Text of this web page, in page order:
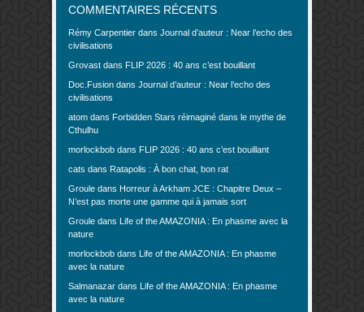
COMMENTAIRES RÉCENTS
Rémy Carpentier dans Journal d’auteur : Near l’echo des
civilisations
Grovast dans FLIP 2026 : 40 ans c’est bouillant
Doc.Fusion dans Journal d’auteur : Near l’echo des
civilisations
atom dans Forbidden Stars réimaginé dans le mythe de
Cthulhu
morlockbob dans FLIP 2026 : 40 ans c’est bouillant
cats dans Ratapolis : À bon chat, bon rat
Groule dans Horreur à Arkham JCE : Chapitre Deux –
N’est pas morte une gamme qui à jamais sort
Groule dans Life of the AMAZONIA : En phasme avec la
nature
morlockbob dans Life of the AMAZONIA : En phasme
avec la nature
Salmanazar dans Life of the AMAZONIA : En phasme
avec la nature